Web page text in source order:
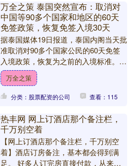
万全之策 泰国突然宣布：取消对
中国等90多个国家和地区的60天
免签政策，恢复免签入境30天
据泰国媒体19日报道，泰国内阁当天批
准取消对90多个国家公民的60天免签
入境政策，恢复为之前的入境标准。
泰国旅游与体育部长素拉沙攀差伦沃拉
恭19日表示，内阁会....
万全之策
分类：股票配资的公司 查看：115
热丰网 网上订酒店那个备注栏，
千万别空着
【网上订酒店那个备注栏，千万别空
着】酒店订房备注，基本都会得到满
足。 好多人订完房直接付款，从来不